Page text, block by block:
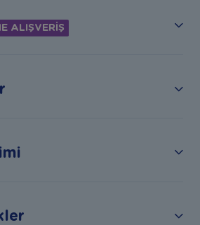
ALIŞVERİŞ